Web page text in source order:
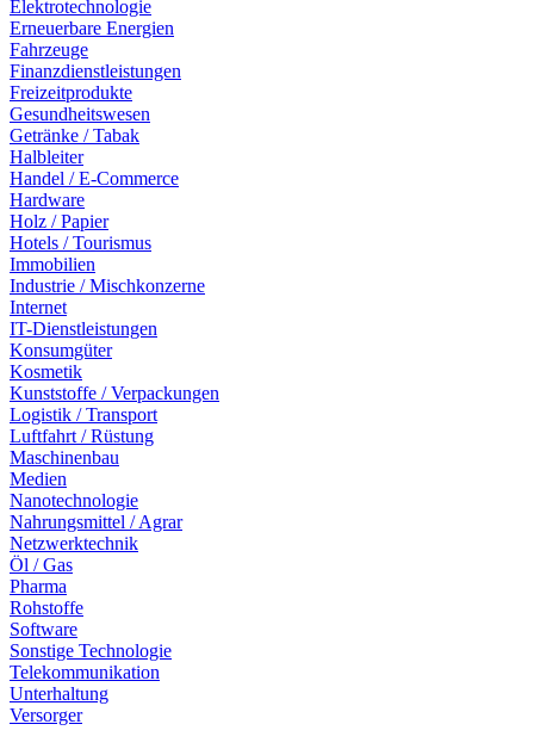
Elektrotechnologie
Erneuerbare Energien
Fahrzeuge
Finanzdienstleistungen
Freizeitprodukte
Gesundheitswesen
Getränke / Tabak
Halbleiter
Handel / E-Commerce
Hardware
Holz / Papier
Hotels / Tourismus
Immobilien
Industrie / Mischkonzerne
Internet
IT-Dienstleistungen
Konsumgüter
Kosmetik
Kunststoffe / Verpackungen
Logistik / Transport
Luftfahrt / Rüstung
Maschinenbau
Medien
Nanotechnologie
Nahrungsmittel / Agrar
Netzwerktechnik
Öl / Gas
Pharma
Rohstoffe
Software
Sonstige Technologie
Telekommunikation
Unterhaltung
Versorger